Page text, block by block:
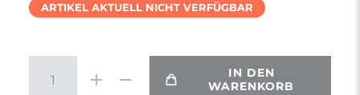
ARTIKEL AKTUELL NICHT VERFÜGBAR
IN DEN
WARENKORB